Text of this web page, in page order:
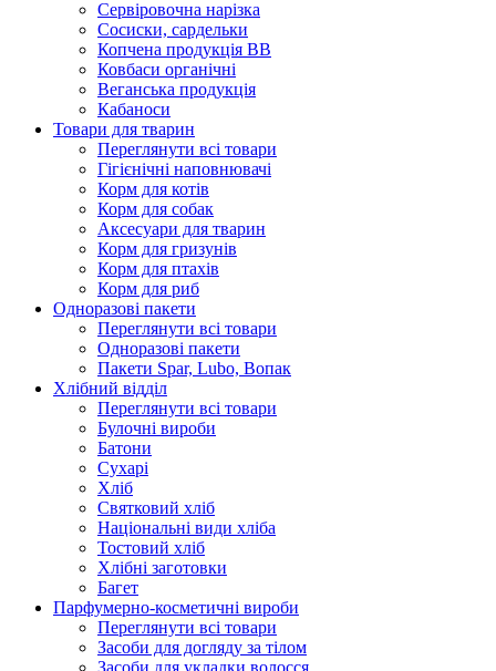
Сервіровочна нарізка
Сосиски, сардельки
Копчена продукція ВВ
Ковбаси органічні
Веганська продукція
Кабаноси
Товари для тварин
Переглянути всі товари
Гігієнічні наповнювачі
Корм для котів
Корм для собак
Аксесуари для тварин
Корм для гризунів
Корм для птахів
Корм для риб
Одноразові пакети
Переглянути всі товари
Одноразові пакети
Пакети Spar, Lubo, Вопак
Хлібний відділ
Переглянути всі товари
Булочні вироби
Батони
Сухарі
Хліб
Святковий хліб
Національні види хліба
Тостовий хліб
Хлібні заготовки
Багет
Парфумерно-косметичні вироби
Переглянути всі товари
Засоби для догляду за тілом
Засоби для укладки волосся